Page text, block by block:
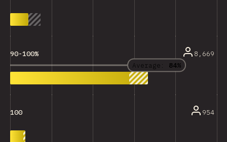
Average: 84%
90-100% 8,669
100 954